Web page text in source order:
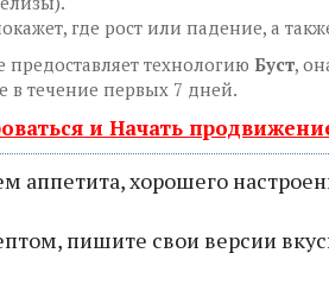
где рост или падение, а
предоставляет технологию Буст,
в течение первых 7 дней.
и Начать
аппетита, хорошего
пишите свои версии